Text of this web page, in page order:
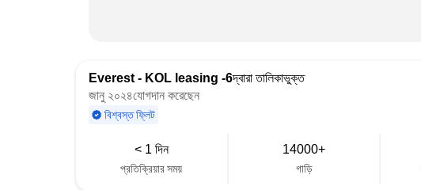
Everest - KOL leasing -6দ্বারা তালিকাভুক্ত
জানু ২০২৪যোগদান করেছেন
বিশ্বস্ত ফ্লিট
< 1 দিন
প্রতিক্রিয়ার সময়
14000+
গাড়ি